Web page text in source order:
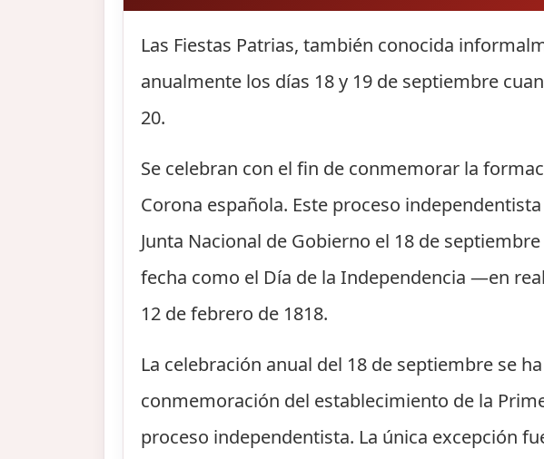
Las Fiestas Patrias, también conocida
anualmente los días 18 y 19 de septiembre
20.
Se celebran con el fin de conmemorar la
Corona española. Este proceso
Junta Nacional de Gobierno el 18 de
fecha como el Día de la Independencia —en
12 de febrero de 1818.
La celebración anual del 18 de septiembre se
conmemoración del establecimiento de la
proceso independentista. La única excepción